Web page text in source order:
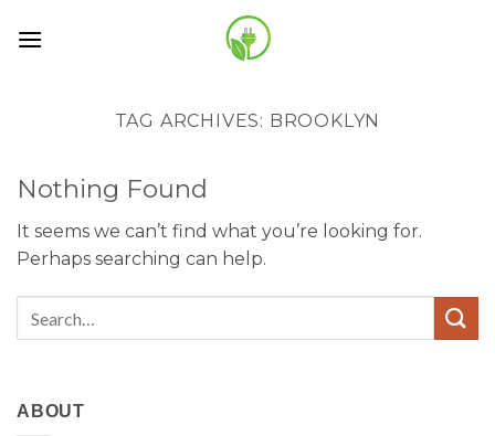
TAG ARCHIVES: BROOKLYN
Nothing Found
It seems we can’t find what you’re looking for.
Perhaps searching can help.
ABOUT